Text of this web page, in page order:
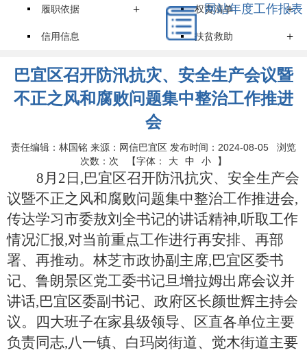
履职依据 + 权责清单 +
信用信息 扶贫救助 +
环境保护 + 教育招生
价格和收费 安全生产
机关简介 + 规划计划
统计信息 服务事项
通知公告 财政资金 +
行政事业性收费 政府采购
重大建设项目 民生领域
应急管理 监查信息
人事招考 其他信息
网站年度工作报表
巴宜区召开防汛抗灾、安全生产会议暨
不正之风和腐败问题集中整治工作推进
会
责任编辑：林国铭 来源：网信巴宜区 发布时间：2024-08-05 浏览
次数： 次 【字体： 大 中 小 】
8月2日,巴宜区召开防汛抗灾、安全生产会
议暨不正之风和腐败问题集中整治工作推进会,
传达学习市委敖刘全书记的讲话精神,听取工作
情况汇报,对当前重点工作进行再安排、再部
署、再推动。林芝市政协副主席,巴宜区委书
记、鲁朗景区党工委书记旦增拉姆出席会议并
讲话,巴宜区委副书记、政府区长颜世辉主持会
议。四大班子在家县级领导、区直各单位主要
负责同志,八一镇、白玛岗街道、觉木街道主要